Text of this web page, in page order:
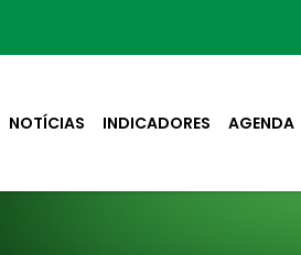
NOTÍCIAS INDICADORES AGENDA